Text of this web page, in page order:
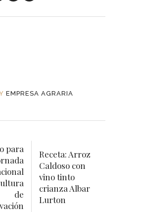
EMPRESA AGRARIA
para
de
Receta: Arroz
Caldoso con
vino tinto
crianza Albar
Lurton